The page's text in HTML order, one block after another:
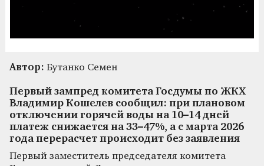
Автор: Бутанко Семен
Первый зампред комитета Госдумы по ЖКХ
Владимир Кошелев сообщил: при плановом
отключении горячей воды на 10–14 дней
платеж снижается на 33–47%, а с марта 2026
года перерасчет происходит без заявления
Первый заместитель председателя комитета